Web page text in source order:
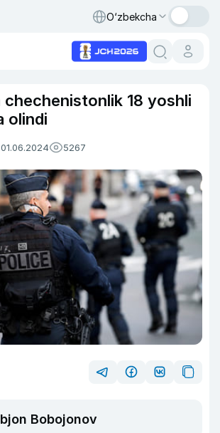
O‘zbekcha
chechenistonlik 18 yoshli
olindi
5267
Bobojonov